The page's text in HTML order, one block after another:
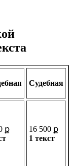
Судебная
ք
16 500 ք
1 текст